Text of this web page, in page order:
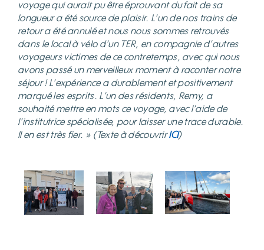
voyage qui aurait pu être éprouvant du fait de sa
longueur a été source de plaisir. L’un de nos trains de
retour a été annulé et nous nous sommes retrouvés
dans le local à vélo d’un TER, en compagnie d’autres
voyageurs victimes de ce contretemps, avec qui nous
avons passé un merveilleux moment à raconter notre
séjour ! L’expérience a durablement et positivement
marqué les esprits. L’un des résidents, Remy, a
souhaité mettre en mots ce voyage, avec l’aide de
l’institutrice spécialisée, pour laisser une trace durable.
Il en est très fier. » (Texte à découvrirICI)